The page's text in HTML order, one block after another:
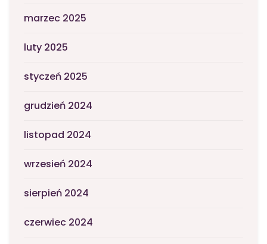
marzec 2025
luty 2025
styczeń 2025
grudzień 2024
listopad 2024
wrzesień 2024
sierpień 2024
czerwiec 2024